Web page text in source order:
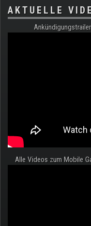
AKTUELLE
Alle Videos zum Mobile